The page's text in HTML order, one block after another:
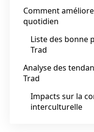
Comment
quotidien
Liste des bonne
Trad
Analyse des
Trad
Impacts sur la
interculturelle